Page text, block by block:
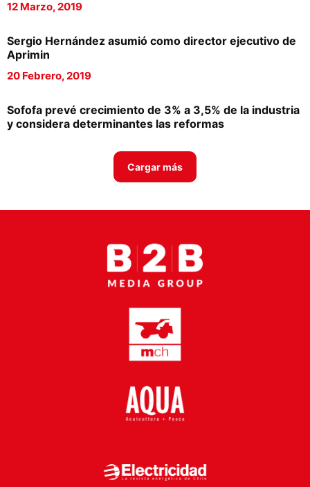
Designaciones
Calendario de Eventos
Revistas Digital
Siguenos
12 Marzo, 2019
Sergio Hernández asumió como director ejecutivo de
Aprimin
20 Febrero, 2019
Sofofa prevé crecimiento de 3% a 3,5% de la industria
y considera determinantes las reformas
Cargar más